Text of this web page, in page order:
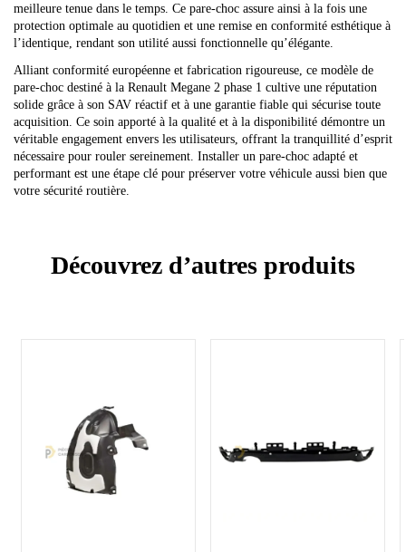
meilleure tenue dans le temps. Ce pare-choc assure ainsi à la fois une
protection optimale au quotidien et une remise en conformité esthétique à
l’identique, rendant son utilité aussi fonctionnelle qu’élégante.
Alliant conformité européenne et fabrication rigoureuse, ce modèle de
pare-choc destiné à la Renault Megane 2 phase 1 cultive une réputation
solide grâce à son SAV réactif et à une garantie fiable qui sécurise toute
acquisition. Ce soin apporté à la qualité et à la disponibilité démontre un
véritable engagement envers les utilisateurs, offrant la tranquillité d’esprit
nécessaire pour rouler sereinement. Installer un pare-choc adapté et
performant est une étape clé pour préserver votre véhicule aussi bien que
votre sécurité routière.
Découvrez d’autres produits